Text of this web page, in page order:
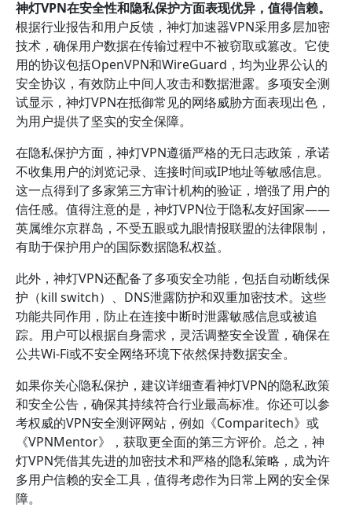
神灯VPN在安全性和隐私保护方面表现优异，值得信赖。
根据行业报告和用户反馈，神灯加速器VPN采用多层加密
技术，确保用户数据在传输过程中不被窃取或篡改。它使
用的协议包括OpenVPN和WireGuard，均为业界公认的
安全协议，有效防止中间人攻击和数据泄露。多项安全测
试显示，神灯VPN在抵御常见的网络威胁方面表现出色，
为用户提供了坚实的安全保障。
在隐私保护方面，神灯VPN遵循严格的无日志政策，承诺
不收集用户的浏览记录、连接时间或IP地址等敏感信息。
这一点得到了多家第三方审计机构的验证，增强了用户的
信任感。值得注意的是，神灯VPN位于隐私友好国家——
英属维尔京群岛，不受五眼或九眼情报联盟的法律限制，
有助于保护用户的国际数据隐私权益。
此外，神灯VPN还配备了多项安全功能，包括自动断线保
护（kill switch）、DNS泄露防护和双重加密技术。这些
功能共同作用，防止在连接中断时泄露敏感信息或被追
踪。用户可以根据自身需求，灵活调整安全设置，确保在
公共Wi-Fi或不安全网络环境下依然保持数据安全。
如果你关心隐私保护，建议详细查看神灯VPN的隐私政策
和安全公告，确保其持续符合行业最高标准。你还可以参
考权威的VPN安全测评网站，例如《Comparitech》或
《VPNMentor》，获取更全面的第三方评价。总之，神
灯VPN凭借其先进的加密技术和严格的隐私策略，成为许
多用户信赖的安全工具，值得考虑作为日常上网的安全保
障。